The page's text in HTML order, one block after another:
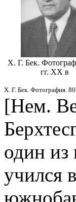
Х. Г. Бек.
гг. ХХ в
Х. Г. Бек. Фотография.
[Нем.
один из
учился